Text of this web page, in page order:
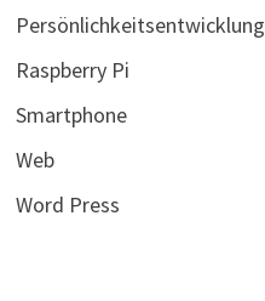
Persönlichkeitsentwicklung
Raspberry Pi
Smartphone
Web
Word Press